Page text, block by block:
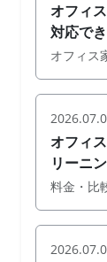
オフィ
対応で
オフィス
オフィ
リーニ
料金・比